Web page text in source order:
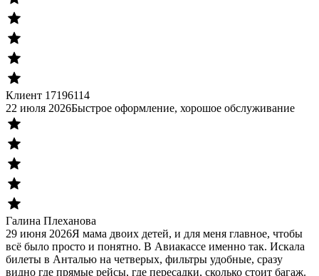
Клиент 17196114
22 июля 2026Быстрое оформление, хорошое обслуживание
Галина Плеханова
29 июня 2026Я мама двоих детей, и для меня главное, чтобы
всё было просто и понятно. В Авиакассе именно так. Искала
билеты в Анталью на четверых, фильтры удобные, сразу
видно где прямые рейсы, где пересадки, сколько стоит багаж.